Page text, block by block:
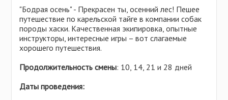
"Бодрая осень" - Прекрасен ты, осенний лес! Пешее
путешествие по карельской тайге в компании собак
породы хаски. Качественная экипировка, опытные
инструкторы, интересные игры – вот слагаемые
хорошего путешествия.
Продолжительность смены: 10, 14, 21 и 28 дней
Даты проведения: